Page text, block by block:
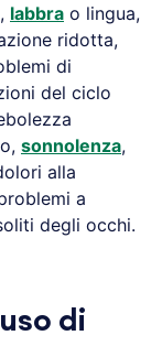
labbra o lingua,
ridotta,
di
del ciclo
sonnolenza,
alla
a
degli occhi.
di